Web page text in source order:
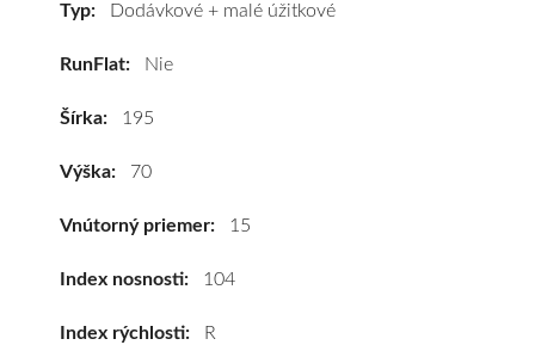
R15C
tomu
pneumatiky
Typ: Dodávkové + malé úžitkové
RunFlat: Nie
Šírka: 195
Výška: 70
Vnútorný priemer: 15
Index nosnosti: 104
Index rýchlosti: R